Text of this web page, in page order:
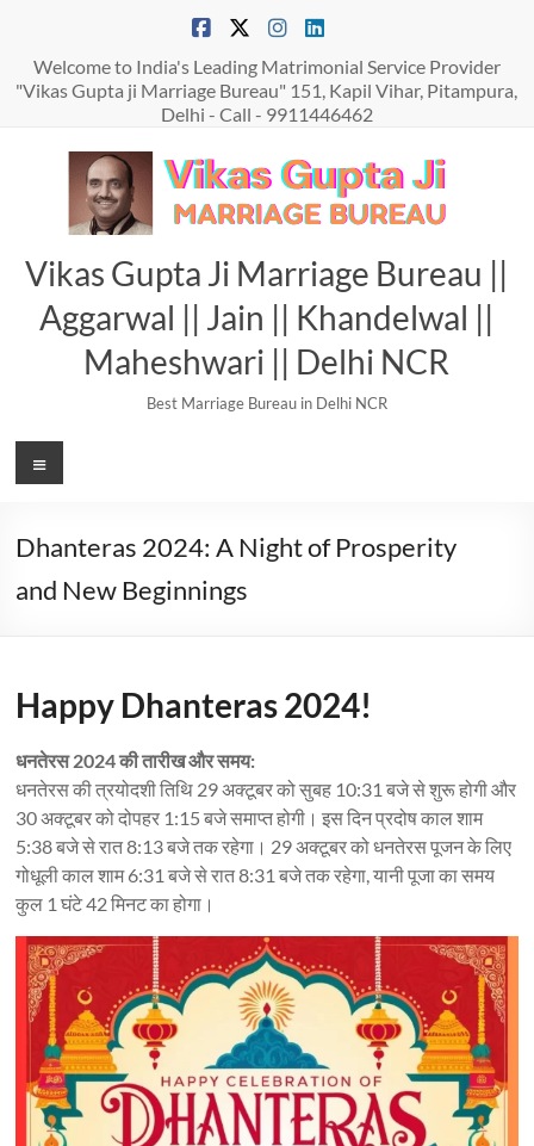
contentWelcome to India's Leading Matrimonial Service Provider
"Vikas Gupta ji Marriage Bureau" 151, Kapil Vihar, Pitampura,
Delhi - Call - 9911446462
Vikas Gupta Ji Marriage Bureau ||
Aggarwal || Jain || Khandelwal ||
Maheshwari || Delhi NCR
Best Marriage Bureau in Delhi NCR
Menu
Dhanteras 2024: A Night of Prosperity
and New Beginnings
Happy Dhanteras 2024!
धनतेरस 2024 की तारीख और समय:
धनतेरस की त्रयोदशी तिथि 29 अक्टूबर को सुबह 10:31 बजे से शुरू होगी और
30 अक्टूबर को दोपहर 1:15 बजे समाप्त होगी। इस दिन प्रदोष काल शाम
5:38 बजे से रात 8:13 बजे तक रहेगा। 29 अक्टूबर को धनतेरस पूजन के लिए
गोधूली काल शाम 6:31 बजे से रात 8:31 बजे तक रहेगा, यानी पूजा का समय
कुल 1 घंटे 42 मिनट का होगा।